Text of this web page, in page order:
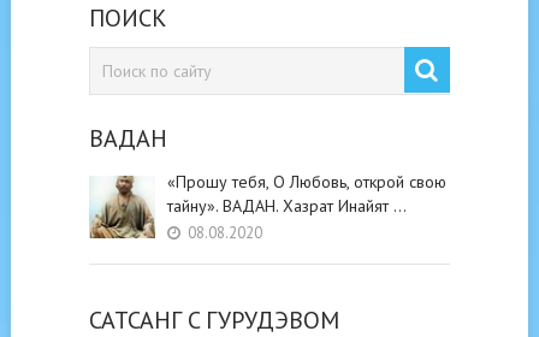
ПОИСК
ВАДАН
«Прошу тебя, О Любовь, открой свою
тайну». ВАДАН. Хазрат Инайят …
08.08.2020
САТСАНГ C ГУРУДЭВОМ